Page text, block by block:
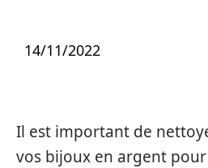
14/11/2022
Il est important de
vos bijoux en argent pour